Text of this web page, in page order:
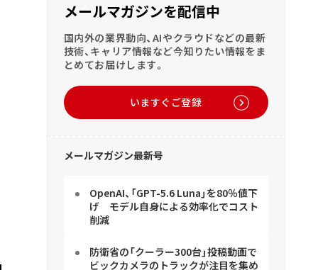
メールマガジンを配信中
国内外の業界動向、AIやクラウドなどの最新
技術、キャリア情報など今知りたい情報をま
とめてお届けします。
いますぐご登録
メールマガジン最新号
OpenAI、「GPT-5.6 Luna」を80％値下
げ モデル自身による効率化でコスト
削減
防衛省の「クーラー300台」投稿動画で
ビックカメラのトラックが注目を集め